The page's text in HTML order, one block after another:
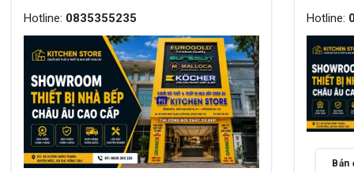
Hotline: 0835355235 Hotline:
Bản